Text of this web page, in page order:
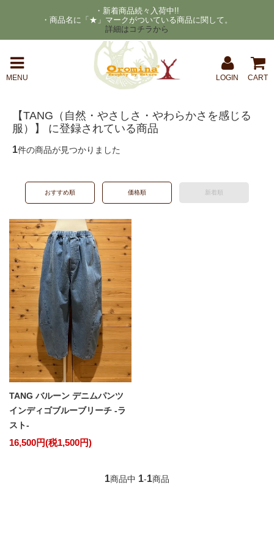
・新着商品続々入荷中!!
・商品名に「★」マークがついている商品に関して。
詳細はコチラから
MENU LOGIN CART
【TANG（自然・やさしさ・やわらかさを感じる
服）】 に登録されている商品
1件の商品が見つかりました
おすすめ順 価格順 新着順
TANG バルーン デニムパンツ
インディゴブルーブリーチ -ラ
スト-
16,500円(税1,500円)
1商品中 1-1商品